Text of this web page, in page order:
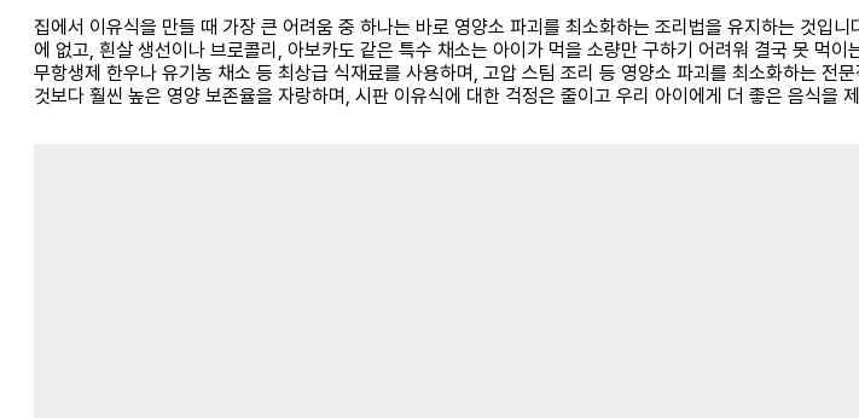
집에서 이유식을 만들 때 가장 큰 어려움 중 하나는 바로 영양소 파괴를 최소화하는 조리법을 유지하는 것입
에 없고, 흰살 생선이나 브로콜리, 아보카도 같은 특수 채소는 아이가 먹을 소량만 구하기 어려워 결국 못 먹
무항생제 한우나 유기농 채소 등 최상급 식재료를 사용하며, 고압 스팀 조리 등 영양소 파괴를 최소화하는 전
것보다 훨씬 높은 영양 보존율을 자랑하며, 시판 이유식에 대한 걱정은 줄이고 우리 아이에게 더 좋은 음식을